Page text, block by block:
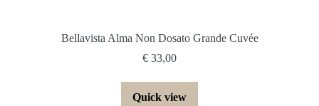
Bellavista Alma Non Dosato Grande Cuvée
€ 33,00
Quick view